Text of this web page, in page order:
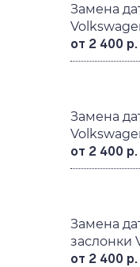
Замена
от 2 400 р.
Замена
от 2 400 р.
Замена
заслонки
от 2 400 р.